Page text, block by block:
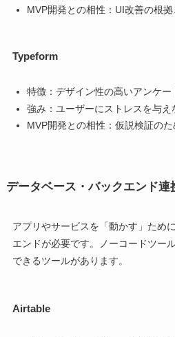
MVP開発との相性：UI改善の根拠
Typeform
特徴：デザイン性の高いアンケー
強み：ユーザーにストレスを与え
MVP開発との相性：仮説検証のた
データベース・バックエンド連
アプリやサービスを「動かす」ため
エンドが必要です。ノーコードツー
できるツールがあります。
Airtable